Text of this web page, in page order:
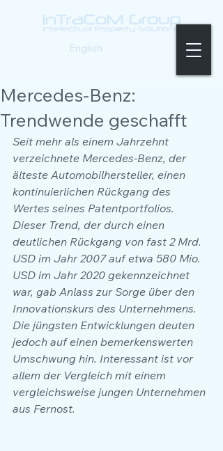
English
Mercedes-Benz:
Trendwende geschafft
Seit mehr als einem Jahrzehnt
verzeichnete Mercedes-Benz, der
älteste Automobilhersteller, einen
kontinuierlichen Rückgang des
Wertes seines Patentportfolios.
Dieser Trend, der durch einen
deutlichen Rückgang von fast 2 Mrd.
USD im Jahr 2007 auf etwa 580 Mio.
USD im Jahr 2020 gekennzeichnet
war, gab Anlass zur Sorge über den
Innovationskurs des Unternehmens.
Die jüngsten Entwicklungen deuten
jedoch auf einen bemerkenswerten
Umschwung hin. Interessant ist vor
allem der Vergleich mit einem
vergleichsweise jungen Unternehmen
aus Fernost.